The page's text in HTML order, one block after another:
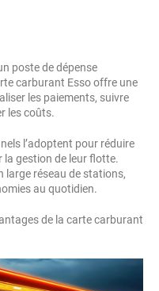
poste de dépense
carburant Esso offre une
les paiements, suivre
les coûts.
l’adoptent pour réduire
la gestion de leur flotte.
large réseau de stations,
au quotidien.
de la carte carburant